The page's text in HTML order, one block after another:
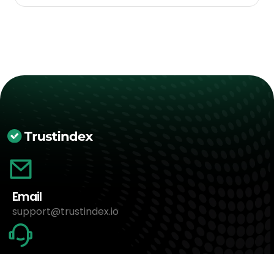
Email
support@trustindex.io